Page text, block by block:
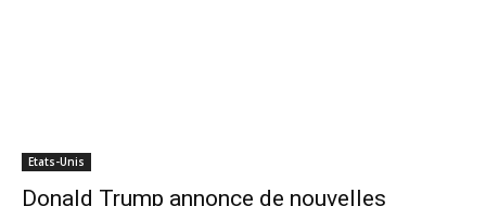
Etats-Unis
Donald Trump annonce de nouvelles